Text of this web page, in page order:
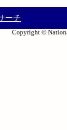
ーチ
Copyright ©